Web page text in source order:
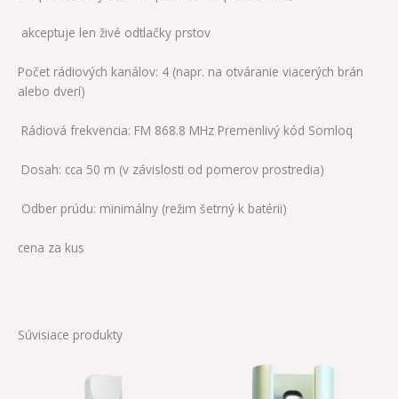
akceptuje len živé odtlačky prstov
Počet rádiových kanálov: 4 (napr. na otváranie viacerých brán
alebo dverí)
Rádiová frekvencia: FM 868.8 MHz Premenlivý kód Somloq
Dosah: cca 50 m (v závislosti od pomerov prostredia)
Odber prúdu: minimálny (režim šetrný k batérii)
cena za kus
Súvisiace produkty